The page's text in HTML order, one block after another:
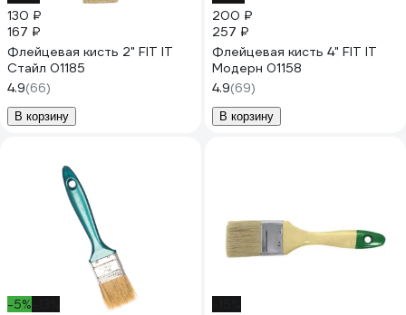
130 ₽
167 ₽
Флейцевая кисть 2" FIT IT
Стайл 01185
4.9(66)
В корзину
200 ₽
257 ₽
Флейцевая кисть 4" FIT IT
Модерн 01158
4.9(69)
В корзину
-5%